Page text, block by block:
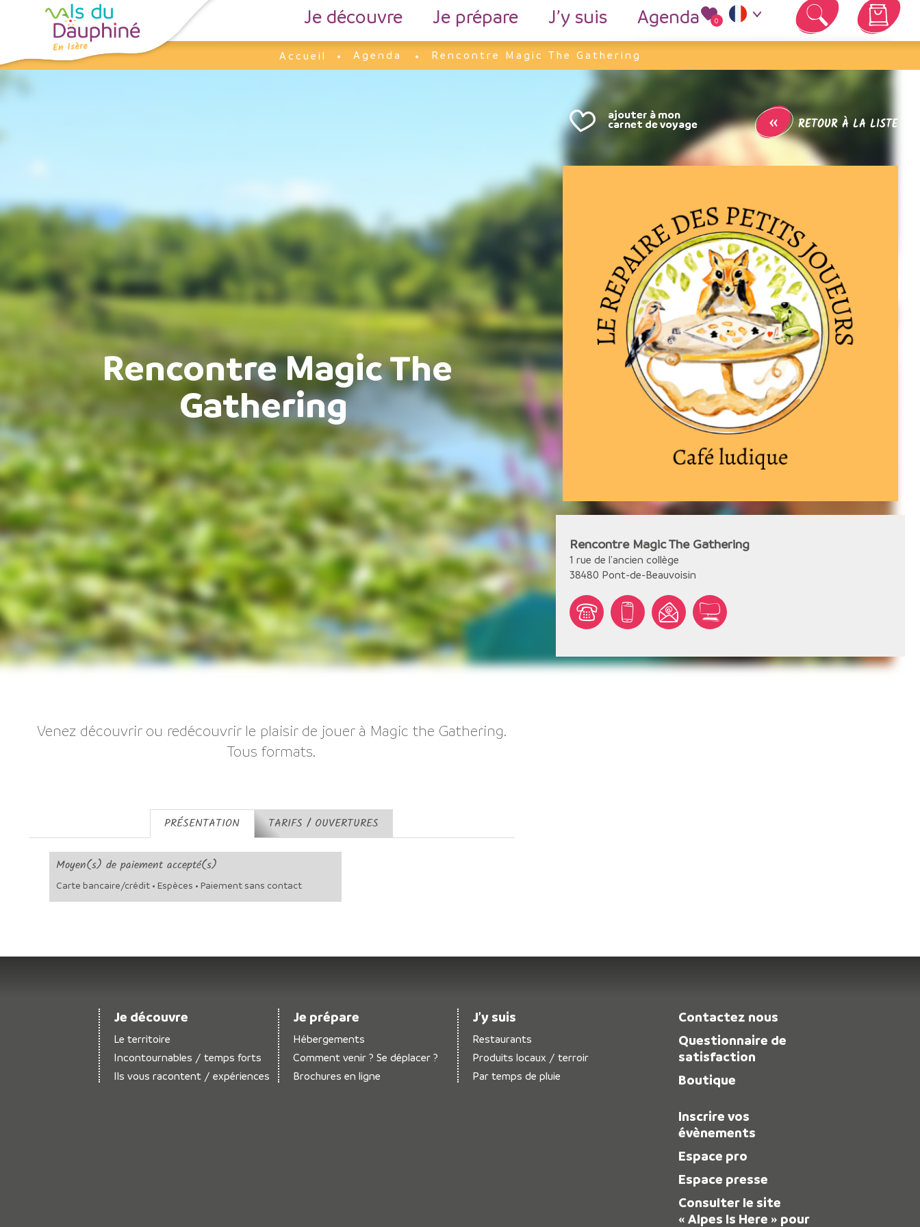
Je découvre Je prépare J’y suis Agenda 0
Votre panier est vide
Accueil
Agenda Rencontre Magic The Gathering
Rencontre Magic The
Gathering
Venez découvrir ou redécouvrir le plaisir de jouer à Magic the Gathering.
Tous formats.
PRÉSENTATION TARIFS / OUVERTURES
Moyen(s) de paiement accepté(s)
Carte bancaire/crédit • Espèces • Paiement sans contact
« RETOUR À LA LISTE
Rencontre Magic The Gathering
1 rue de l'ancien collège
38480 Pont-de-Beauvoisin
Je découvre
Le territoire
Incontournables / temps forts
Ils vous racontent / expériences
Je prépare
Hébergements
Comment venir ? Se déplacer ?
Brochures en ligne
J’y suis
Restaurants
Produits locaux / terroir
Par temps de pluie
Contactez nous
Questionnaire de
satisfaction
Boutique
Inscrire vos
évènements
Espace pro
Espace presse
Consulter le site
« Alpes Is Here » pour
Panneau de gestion des cookies